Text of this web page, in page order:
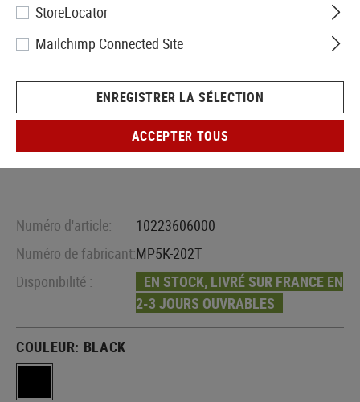
Numéro d'article:
10223606000
Numéro de fabricant:MP5K-202T
Disponibilité :
EN STOCK, LIVRÉ SUR FRANCE EN
2-3 JOURS OUVRABLES
COULEUR: BLACK
StoreLocator
Mailchimp Connected Site
ENREGISTRER LA SÉLECTION
ACCEPTER TOUS